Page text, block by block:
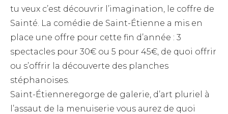
tu veux c’est découvrir l’imagination, le coffre de
Sainté. La comédie de Saint-Étienne a mis en
place une offre pour cette fin d’année : 3
spectacles pour 30€ ou 5 pour 45€, de quoi offrir
ou s’offrir la découverte des planches
stéphanoises.
Saint-Étienneregorge de galerie, d’art pluriel à
l’assaut de la menuiserie vous aurez de quoi